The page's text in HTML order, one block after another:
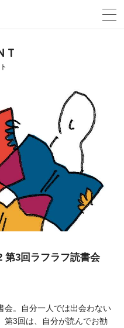
3回ラフラフ読書会
会。自分一人では出会わない
第3回は、自分が読んでお勧